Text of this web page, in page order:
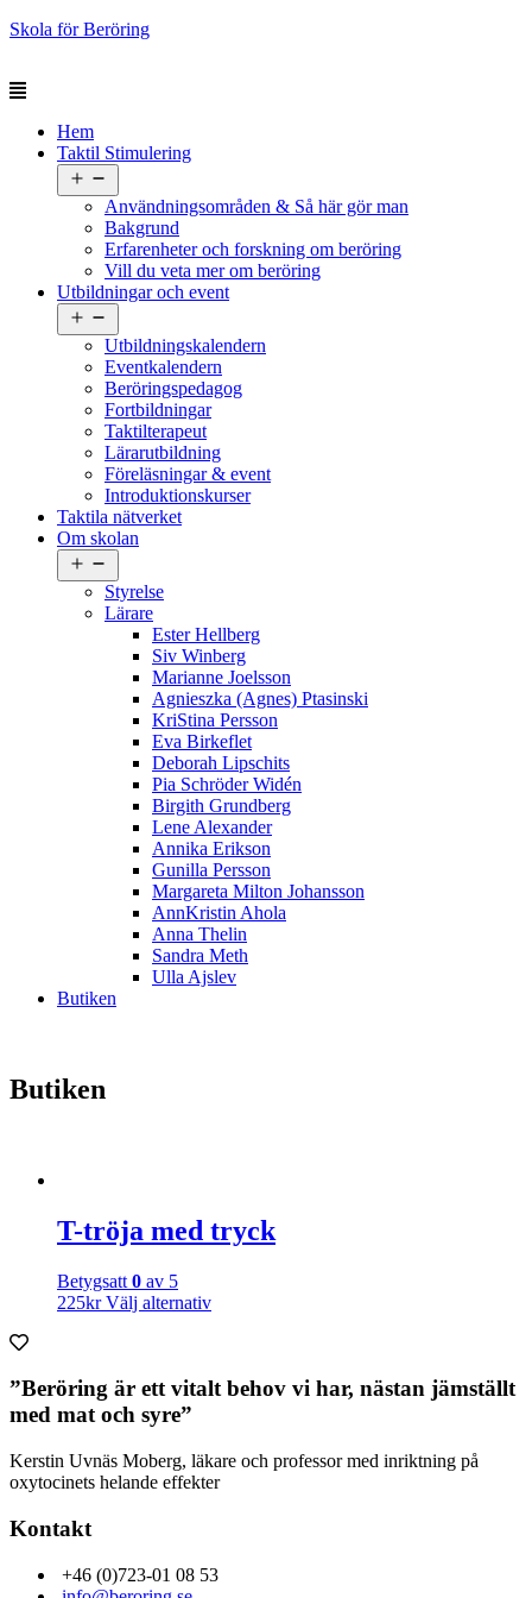
Skola för Beröring
Hem
Taktil Stimulering
meny
Användningsområden & Så här gör man
Bakgrund
Erfarenheter och forskning om beröring
Vill du veta mer om beröring
Utbildningar och event
meny
Utbildningskalendern
Eventkalendern
Beröringspedagog
Fortbildningar
Taktilterapeut
Lärarutbildning
Föreläsningar & event
Introduktionskurser
Taktila nätverket
Om skolan
meny
Styrelse
Lärare
Ester Hellberg
Siv Winberg
Marianne Joelsson
Agnieszka (Agnes) Ptasinski
KriStina Persson
Eva Birkeflet
Deborah Lipschits
Pia Schröder Widén
Birgith Grundberg
Lene Alexander
Annika Erikson
Gunilla Persson
Margareta Milton Johansson
AnnKristin Ahola
Anna Thelin
Sandra Meth
Ulla Ajslev
Butiken
Butiken
T-tröja med tryck
Betygsatt 0 av 5
225kr Välj alternativ
”Beröring är ett vitalt behov vi har, nästan jämställt
med mat och syre”
Kerstin Uvnäs Moberg, läkare och professor med inriktning på
oxytocinets helande effekter
Kontakt
+46 (0)723-01 08 53